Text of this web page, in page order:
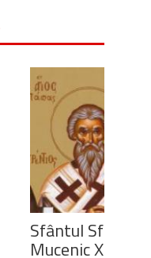
Sfântul Sfințit
Mucenic Xist,